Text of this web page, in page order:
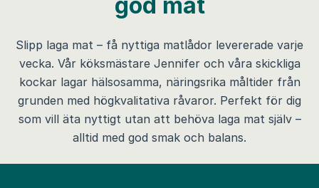
Slipp laga mat – få nyttiga matlådor levererade varje
vecka. Vår köksmästare Jennifer och våra skickliga
kockar lagar hälsosamma, näringsrika måltider från
grunden med högkvalitativa råvaror. Perfekt för dig
som vill äta nyttigt utan att behöva laga mat själv –
alltid med god smak och balans.